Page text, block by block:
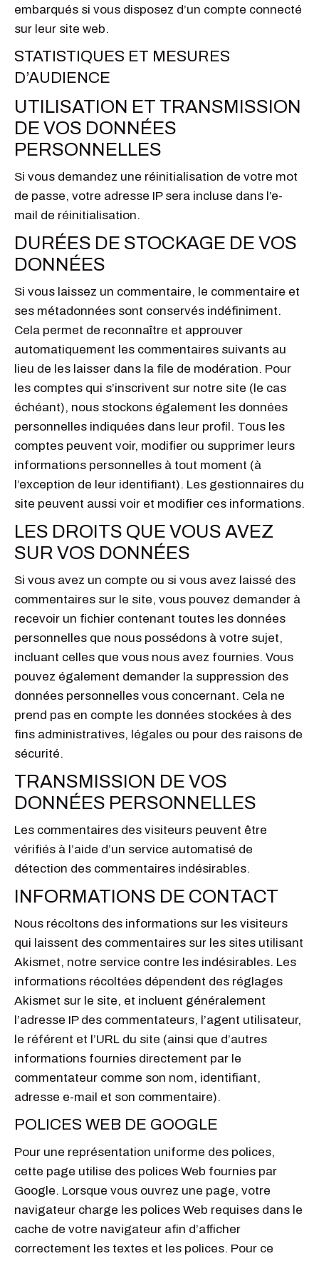
embarqués si vous disposez d’un compte connecté
sur leur site web.
STATISTIQUES ET MESURES
D’AUDIENCE
UTILISATION ET TRANSMISSION
DE VOS DONNÉES
PERSONNELLES
Si vous demandez une réinitialisation de votre mot
de passe, votre adresse IP sera incluse dans l’e-
mail de réinitialisation.
DURÉES DE STOCKAGE DE VOS
DONNÉES
Si vous laissez un commentaire, le commentaire et
ses métadonnées sont conservés indéfiniment.
Cela permet de reconnaître et approuver
automatiquement les commentaires suivants au
lieu de les laisser dans la file de modération. Pour
les comptes qui s’inscrivent sur notre site (le cas
échéant), nous stockons également les données
personnelles indiquées dans leur profil. Tous les
comptes peuvent voir, modifier ou supprimer leurs
informations personnelles à tout moment (à
l’exception de leur identifiant). Les gestionnaires du
site peuvent aussi voir et modifier ces informations.
LES DROITS QUE VOUS AVEZ
SUR VOS DONNÉES
Si vous avez un compte ou si vous avez laissé des
commentaires sur le site, vous pouvez demander à
recevoir un fichier contenant toutes les données
personnelles que nous possédons à votre sujet,
incluant celles que vous nous avez fournies. Vous
pouvez également demander la suppression des
données personnelles vous concernant. Cela ne
prend pas en compte les données stockées à des
fins administratives, légales ou pour des raisons de
sécurité.
TRANSMISSION DE VOS
DONNÉES PERSONNELLES
Les commentaires des visiteurs peuvent être
vérifiés à l’aide d’un service automatisé de
détection des commentaires indésirables.
INFORMATIONS DE CONTACT
Nous récoltons des informations sur les visiteurs
qui laissent des commentaires sur les sites utilisant
Akismet, notre service contre les indésirables. Les
informations récoltées dépendent des réglages
Akismet sur le site, et incluent généralement
l’adresse IP des commentateurs, l’agent utilisateur,
le référent et l’URL du site (ainsi que d’autres
informations fournies directement par le
commentateur comme son nom, identifiant,
adresse e-mail et son commentaire).
POLICES WEB DE GOOGLE
Pour une représentation uniforme des polices,
cette page utilise des polices Web fournies par
Google. Lorsque vous ouvrez une page, votre
navigateur charge les polices Web requises dans le
cache de votre navigateur afin d’afficher
correctement les textes et les polices. Pour ce